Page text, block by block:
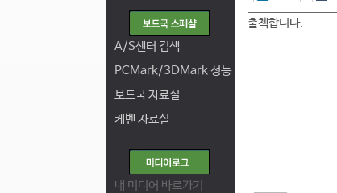
A/S센터 검색
PCMark/3DMark 성능
보드국 자료실
케벤 자료실
내 미디어 바로가기
출첵합니다.